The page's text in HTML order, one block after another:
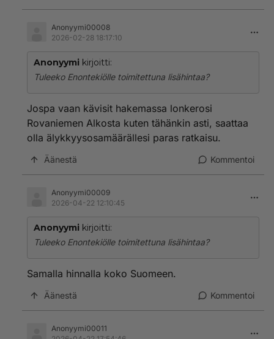
Anonyymi00008
2026-02-28 18:17:10
Anonyymi kirjoitti:
Tuleeko Enontekiölle toimitettuna lisähintaa?
Jospa vaan kävisit hakemassa lonkerosi
Rovaniemen Alkosta kuten tähänkin asti, saattaa
olla älykkyysosamäärällesi paras ratkaisu.
Äänestä Kommentoi
Anonyymi00009
2026-04-22 12:10:45
Anonyymi kirjoitti:
Tuleeko Enontekiölle toimitettuna lisähintaa?
Samalla hinnalla koko Suomeen.
Äänestä Kommentoi
Anonyymi00011